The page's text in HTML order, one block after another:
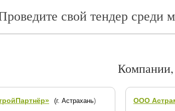
свой тендер среди
(г. Астрахань)
ООО